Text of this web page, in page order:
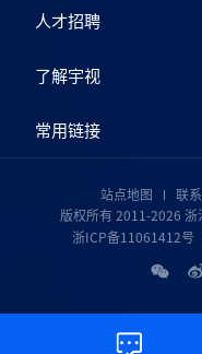
人才招聘
了解宇视
常用链接
站点地图 联
版权所有 2011-2026 浙
浙ICP备11061412号